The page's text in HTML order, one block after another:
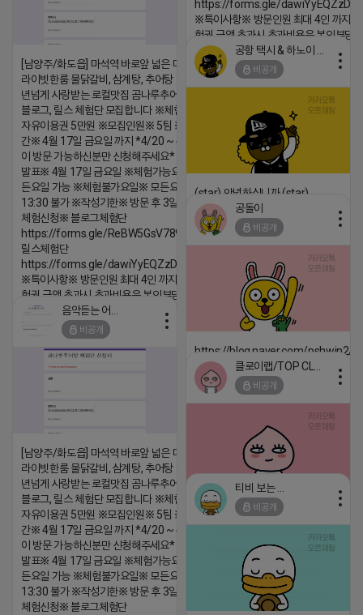
https://forms.gle/
※특이사항※ 방문인원 최대 4인 까지
험권 금액 초과시 초과비용은 본인부담
2026-04-18 17:18
[남양주/화도읍] 마석역 바로앞 넓은 매장과, 프
라이빗한룸 물닭갈비, 삼계탕, 추어탕 맛집 10
년넘게 사랑받는 로컬맛집 곰나루추어탕에서
블로그, 릴스 체험단 모집합니다 ※체험메뉴※
자유이용권 5만원 ※모집인원※ 5팀 ※모집기
간※ 4월 17일 금요일 까지 *4/20 ~ 4/26 사
이 방문 가능하신분만 신청해주세요* ※체험단
발표※ 4월 17일 금요일 ※체험가능요일※ 모
든요일 가능 ※체험불가요일※ 모든요일 12 ~
13:30 불가 ※작성기한※ 방문 후 3일 이내 ※
체험신청※ 블로그체험단
https://forms.gle/ReBW5GsV789ur2Pz6
릴스체험단
https://forms.gle/dawiYyEQZzDdqf8W8
※특이사항※ 방문인원 최대 4인 까지 가능 체
험권 금액 초과시 초과비용은 본인부담입니다.
2026-04-18 17:13
비공개
(star) 안녕하십니까 (star)
2026-04-18 17:12
공돌이
비공개
https://blog.naver.com/pshwin2/
2026-04-18 17:12
비공개
[남양주/화도읍] 마석역 바로앞 넓은 매장과, 프
라이빗한룸 물닭갈비, 삼계탕, 추어탕 맛집 10
년넘게 사랑받는 로컬맛집 곰나루추어탕에서
블로그, 릴스 체험단 모집합니다 ※체험메뉴※
자유이용권 5만원 ※모집인원※ 5팀 ※모집기
간※ 4월 17일 금요일 까지 *4/20 ~ 4/26 사
이 방문 가능하신분만 신청해주세요* ※체험단
발표※ 4월 17일 금요일 ※체험가능요일※ 모
든요일 가능 ※체험불가요일※ 모든요일 12 ~
13:30 불가 ※작성기한※ 방문 후 3일 이내 ※
체험신청※ 블로그체험단
비공개
2026-04-18 17:05
비공개